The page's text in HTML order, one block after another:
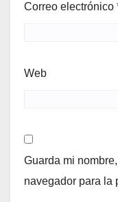
Correo electrónico
Web
Guarda mi
navegador para la